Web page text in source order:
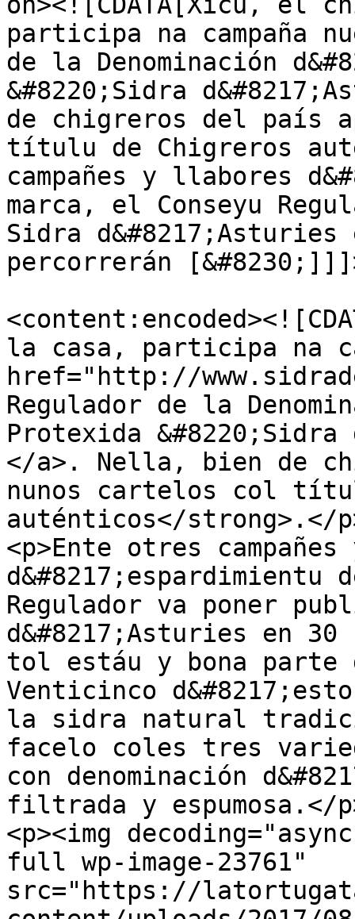
participa na campaña
de la Denominación
&#8220;Sidra
de chigreros del país
títulu de Chigreros
campañes y llabores
marca, el Conseyu
Sidra d&#8217;Asturies
percorrerán
la casa, participa na
href="http://
Regulador de la
Protexida &#8220;Sidra
</a>. Nella, bien de
nunos cartelos col
auténticos</strong>.</
<p>Ente otres
d&#8217;espardimientu
Regulador va poner
d&#8217;Asturies en
tol estáu y bona parte
Venticinco
la sidra natural
facelo coles tres
con denominación
filtrada y espumosa.</
<p><img
full wp-image-23761"
src="https://